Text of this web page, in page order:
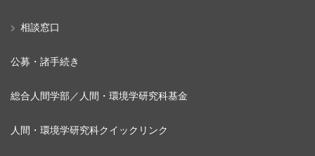
相談窓口
公募・諸手続き
総合人間学部／人間・環境学研究科基金
人間・環境学研究科クイックリンク